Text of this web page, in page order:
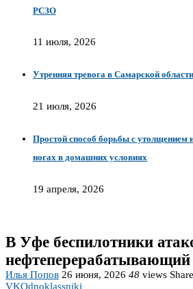
РСЗО
11 июля, 2026
Утренняя тревога в Самарской
21 июля, 2026
Простой способ борьбы с утолщением
ногах в домашних условиях
19 апреля, 2026
В Уфе беспилотники
нефтеперерабатывающий
Илья Попов 26 июня, 2026 48 views Share
VKOdnoklassniki